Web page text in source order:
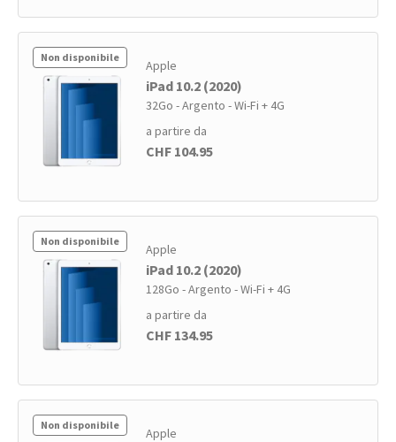
Non disponibile Apple
iPad 10.2 (2020)
32Go - Argento - Wi-Fi + 4G
a partire da
CHF 104.95
Non disponibile Apple
iPad 10.2 (2020)
128Go - Argento - Wi-Fi + 4G
a partire da
CHF 134.95
Non disponibile Apple